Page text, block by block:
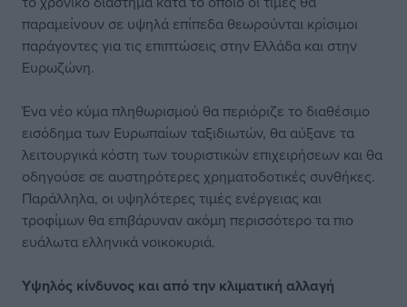
παραμείνουν σε υψηλά επίπεδα θεωρούνται κρίσιμοι
παράγοντες για τις επιπτώσεις στην Ελλάδα και στην
Ευρωζώνη.
Ένα νέο κύμα πληθωρισμού θα περιόριζε το διαθέσιμο
εισόδημα των Ευρωπαίων ταξιδιωτών, θα αύξανε τα
λειτουργικά κόστη των τουριστικών επιχειρήσεων και θα
οδηγούσε σε αυστηρότερες χρηματοδοτικές συνθήκες.
Παράλληλα, οι υψηλότερες τιμές ενέργειας και
τροφίμων θα επιβάρυναν ακόμη περισσότερο τα πιο
ευάλωτα ελληνικά νοικοκυριά.
Υψηλός κίνδυνος και από την κλιματική αλλαγή